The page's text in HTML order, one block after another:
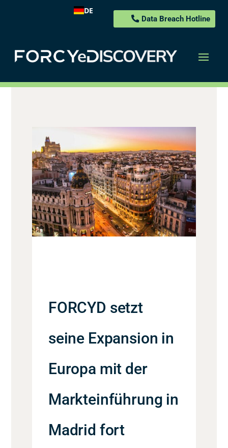
DE
Data Breach Hotline
FORCYD setzt
seine Expansion in
Europa mit der
Markteinführung in
Madrid fort